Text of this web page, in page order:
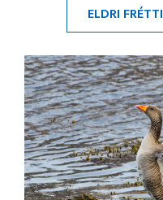
ELDRI